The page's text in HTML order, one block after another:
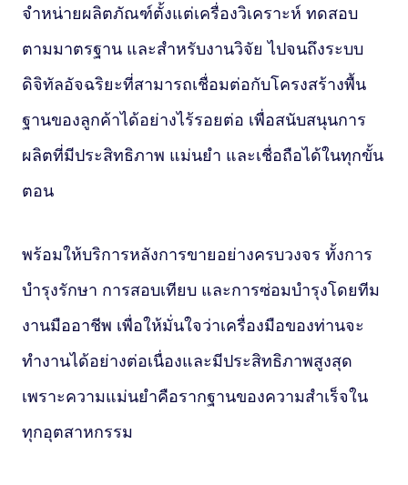
จำหน่ายผลิตภัณฑ์ตั้งแต่เครื่องวิเคราะห์ ทดสอบ
ตามมาตรฐาน และสำหรับงานวิจัย ไปจนถึงระบบ
ดิจิทัลอัจฉริยะที่สามารถเชื่อมต่อกับโครงสร้างพื้น
ฐานของลูกค้าได้อย่างไร้รอยต่อ เพื่อสนับสนุนการ
ผลิตที่มีประสิทธิภาพ แม่นยำ และเชื่อถือได้ในทุกขั้น
ตอน
พร้อมให้บริการหลังการขายอย่างครบวงจร ทั้งการ
บำรุงรักษา การสอบเทียบ และการซ่อมบำรุงโดยทีม
งานมืออาชีพ เพื่อให้มั่นใจว่าเครื่องมือของท่านจะ
ทำงานได้อย่างต่อเนื่องและมีประสิทธิภาพสูงสุด
เพราะความแม่นยำคือรากฐานของความสำเร็จใน
ทุกอุตสาหกรรม